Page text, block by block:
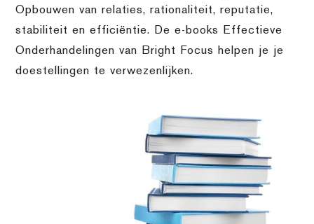
Opbouwen van relaties, rationaliteit, reputatie,
stabiliteit en efficiëntie. De e-books Effectieve
Onderhandelingen van Bright Focus helpen je je
doestellingen te verwezenlijken.